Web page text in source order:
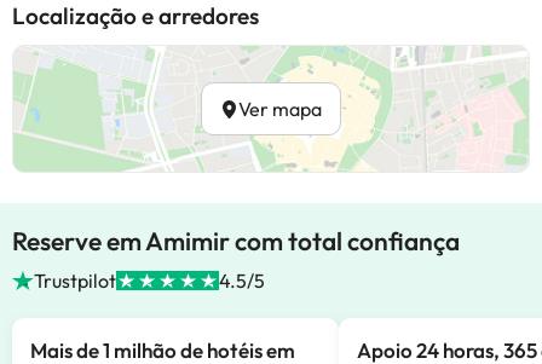
Localização e arredores
Ver mapa
Reserve em Amimir com total confiança
Trustpilot 4.5/5
Mais de 1 milhão de hotéis em
Apoio 24 horas,